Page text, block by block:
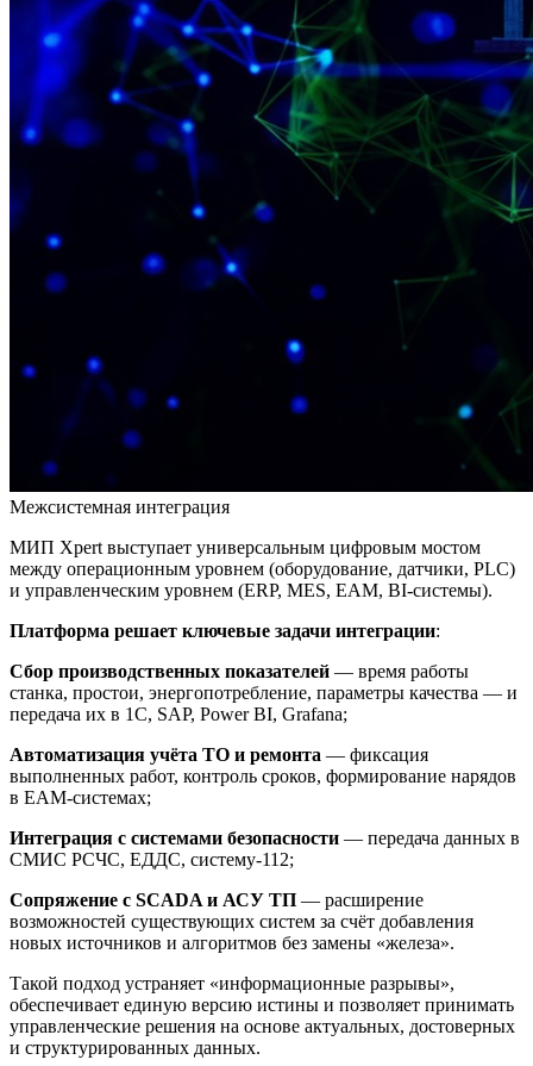
Межсистемная интеграция
МИП Xpert выступает универсальным цифровым мостом
между операционным уровнем (оборудование, датчики, PLC)
и управленческим уровнем (ERP, MES, EAM, BI-системы).
Платформа решает ключевые задачи интеграции:
Сбор производственных показателей — время работы
станка, простои, энергопотребление, параметры качества — и
передача их в 1С, SAP, Power BI, Grafana;
Автоматизация учёта ТО и ремонта — фиксация
выполненных работ, контроль сроков, формирование нарядов
в EAM-системах;
Интеграция с системами безопасности — передача данных в
СМИС РСЧС, ЕДДС, систему-112;
Сопряжение с SCADA и АСУ ТП — расширение
возможностей существующих систем за счёт добавления
новых источников и алгоритмов без замены «железа».
Такой подход устраняет «информационные разрывы»,
обеспечивает единую версию истины и позволяет принимать
управленческие решения на основе актуальных, достоверных
и структурированных данных.